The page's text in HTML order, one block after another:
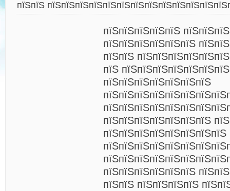
пїЅпїЅ
пїЅпїЅпїЅпїЅпїЅ
пїЅпїЅпїЅпїЅпїЅпїЅ
пїЅпїЅ
пїЅ
пїЅпїЅпїЅпїЅпїЅпїЅпїЅ
пїЅпїЅпїЅпїЅпїЅпїЅпїЅ
пїЅпїЅпїЅпїЅпїЅпїЅ
пїЅпїЅ пїЅпїЅпїЅпїЅ